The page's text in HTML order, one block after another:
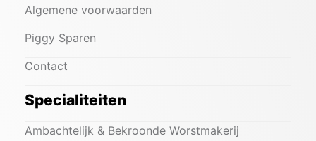
Algemene voorwaarden
Piggy Sparen
Contact
Specialiteiten
Ambachtelijk & Bekroonde Worstmakerij